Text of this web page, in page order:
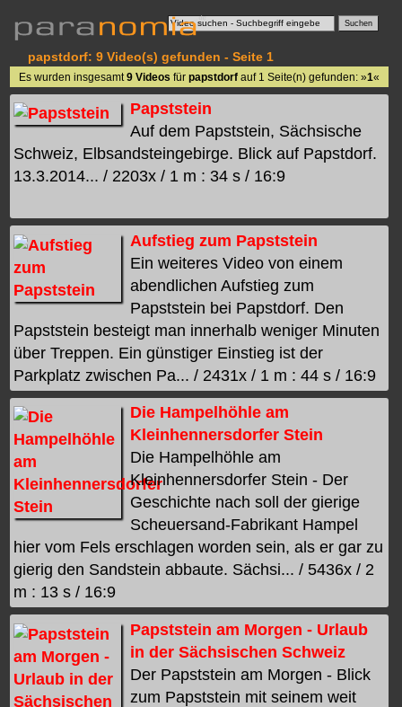
papstdorf: 9 Video(s) gefunden - Seite 1
Es wurden insgesamt 9 Videos für papstdorfauf 1 Seite(n) gefunden: »1«
Papststein
Auf dem Papststein, Sächsische
Schweiz, Elbsandsteingebirge. Blick auf Papstdorf.
13.3.2014... / 2203x / 1 m : 34 s / 16:9
Aufstieg zum Papststein
Ein weiteres Video von einem
abendlichen Aufstieg zum
Papststein bei Papstdorf. Den
Papststein besteigt man innerhalb weniger Minuten
über Treppen. Ein günstiger Einstieg ist der
Parkplatz zwischen Pa... / 2431x / 1 m : 44 s / 16:9
Die Hampelhöhle am
Kleinhennersdorfer Stein
Die Hampelhöhle am
Kleinhennersdorfer Stein - Der
Geschichte nach soll der gierige
Scheuersand-Fabrikant Hampel
hier vom Fels erschlagen worden sein, als er gar zu
gierig den Sandstein abbaute. Sächsi... / 5436x / 2
m : 13 s / 16:9
Papststein am Morgen - Urlaub
in der Sächsischen Schweiz
Der Papststein am Morgen - Blick
zum Papststein mit seinem weit